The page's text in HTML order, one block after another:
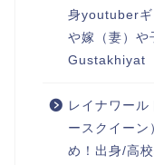
身youtuber
や嫁（妻）
Gustakhiyat
レイナワール
ースクイーン
め！出身/高